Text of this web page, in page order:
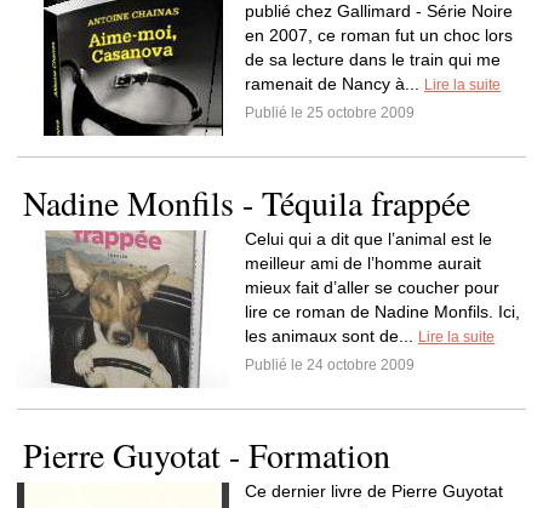
publié chez Gallimard - Série Noire
en 2007, ce roman fut un choc lors
de sa lecture dans le train qui me
ramenait de Nancy à...
Lire la suite
Publié le 25 octobre 2009
Nadine Monfils - Téquila frappée
Celui qui a dit que l’animal est le
meilleur ami de l’homme aurait
mieux fait d’aller se coucher pour
lire ce roman de Nadine Monfils. Ici,
les animaux sont de...
Lire la suite
Publié le 24 octobre 2009
Pierre Guyotat - Formation
Ce dernier livre de Pierre Guyotat